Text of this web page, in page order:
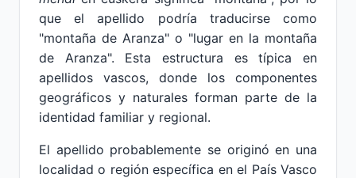
que el apellido podría traducirse como
"montaña de Aranza" o "lugar en la montaña
de Aranza". Esta estructura es típica en
apellidos vascos, donde los componentes
geográficos y naturales forman parte de la
identidad familiar y regional.
El apellido probablemente se originó en una
localidad o región específica en el País Vasco